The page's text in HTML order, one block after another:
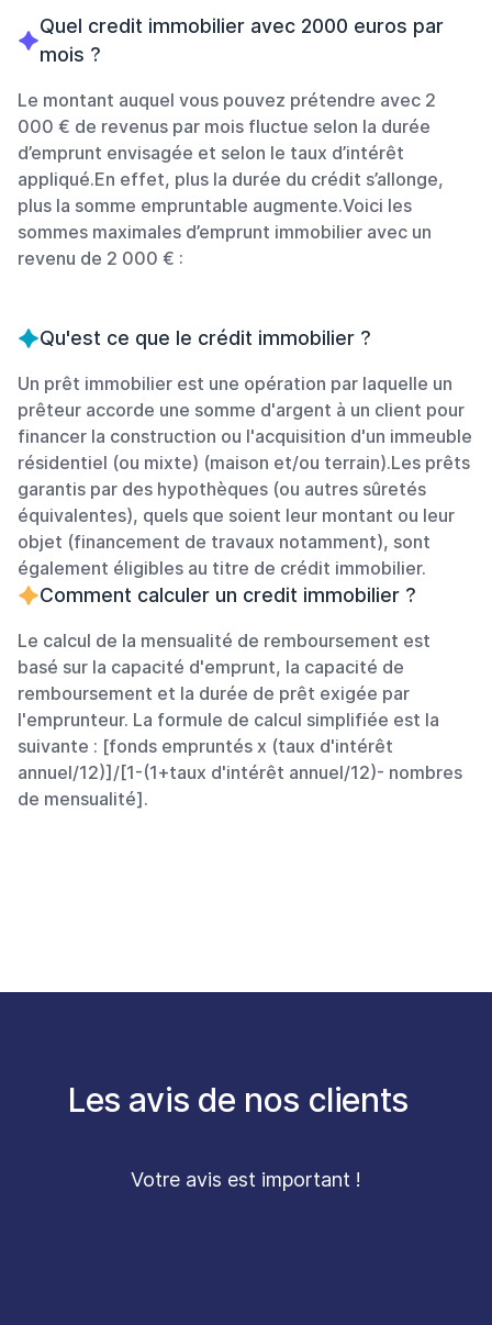
Quel credit immobilier avec 2000 euros par
mois ?
Le montant auquel vous pouvez prétendre avec 2
000 € de revenus par mois fluctue selon la durée
d’emprunt envisagée et selon le taux d’intérêt
appliqué.En effet, plus la durée du crédit s’allonge,
plus la somme empruntable augmente.Voici les
sommes maximales d’emprunt immobilier avec un
revenu de 2 000 € :
Qu'est ce que le crédit immobilier ?
Un prêt immobilier est une opération par laquelle un
prêteur accorde une somme d'argent à un client pour
financer la construction ou l'acquisition d'un immeuble
résidentiel (ou mixte) (maison et/ou terrain).Les prêts
garantis par des hypothèques (ou autres sûretés
équivalentes), quels que soient leur montant ou leur
objet (financement de travaux notamment), sont
également éligibles au titre de crédit immobilier.
Comment calculer un credit immobilier ?
Le calcul de la mensualité de remboursement est
basé sur la capacité d'emprunt, la capacité de
remboursement et la durée de prêt exigée par
l'emprunteur. La formule de calcul simplifiée est la
suivante : [fonds empruntés x (taux d'intérêt
annuel/12)]/[1-(1+taux d'intérêt annuel/12)- nombres
de mensualité].
Les avis de nos clients
Votre avis est important !